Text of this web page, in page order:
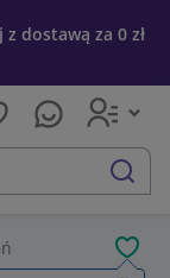
dostawą za 0 zł
szukaj